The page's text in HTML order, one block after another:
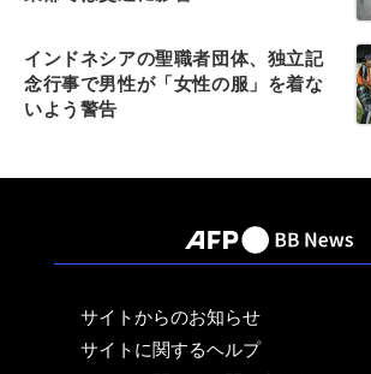
インドネシアの聖職者団体、独立記
念行事で男性が「女性の服」を着な
いよう警告
サイトからのお知らせ
サイトに関するヘルプ